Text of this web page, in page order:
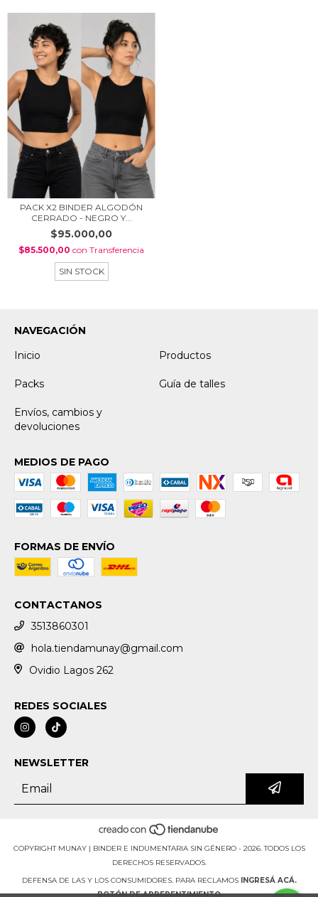
PACK X2 BINDER ALGODÓN
CERRADO - NEGRO Y...
$95.000,00
$85.500,00 con Transferencia
SIN STOCK
NAVEGACIÓN
Inicio
Productos
Packs Guía de talles
Envíos, cambios y
devoluciones
MEDIOS DE PAGO
FORMAS DE ENVÍO
CONTACTANOS
3513860301
hola.tiendamunay@gmail.com
Ovidio Lagos 262
REDES SOCIALES
NEWSLETTER
COPYRIGHT MUNAY | BINDER E INDUMENTARIA SIN GÉNERO - 2026. TODOS LOS
DERECHOS RESERVADOS.
DEFENSA DE LAS Y LOS CONSUMIDORES. PARA RECLAMOS INGRESÁ ACÁ.
BOTÓN DE ARREPENTIMIENTO